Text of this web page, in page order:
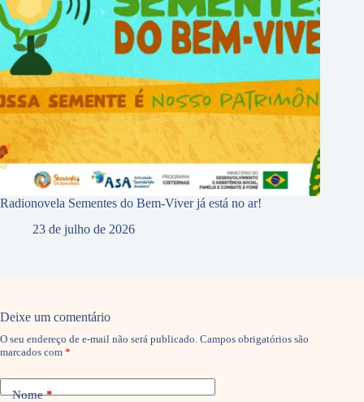
Radionovela Sementes do Bem-Viver já está no ar!
23 de julho de 2026
Deixe um comentário
O seu endereço de e-mail não será publicado. Campos obrigatórios são
marcados com *
Nome*